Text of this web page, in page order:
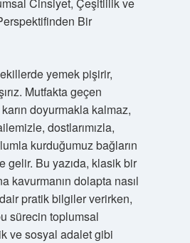
Bir
yemek pişirir,
Mutfakta geçen
doyurmakla kalmaz,
dostlarımızla,
kurduğumuz bağların
gelir. Bu yazıda, klasik bir
kavurmanın dolapta nasıl
pratik bilgiler verirken,
sürecin toplumsal
ve sosyal adalet gibi